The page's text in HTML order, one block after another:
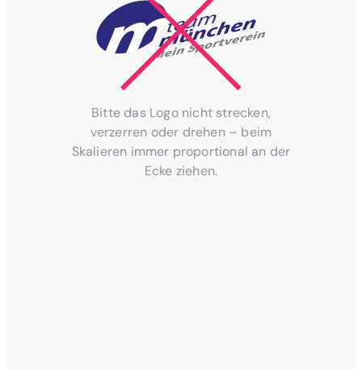
Bitte das Logo nicht strecken,
verzerren oder drehen – beim
Skalieren immer proportional an der
Ecke ziehen.